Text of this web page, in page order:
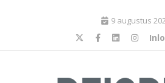
9 augustus